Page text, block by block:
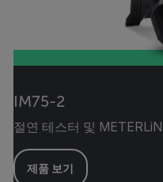
IM75-2
절연 테스터 및
제품 보기